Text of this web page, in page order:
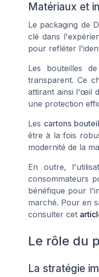
Matériaux et
Le packaging de
clé dans
pour refléter
Les bouteilles
transparent. Ce
attirant ainsi l'œil
une protection
Les cartons
être à la fois
modernité de la
En outre,
consommateurs
bénéfique pour
marché. Pour en
consulter cet
Le rôle du
La stratégie